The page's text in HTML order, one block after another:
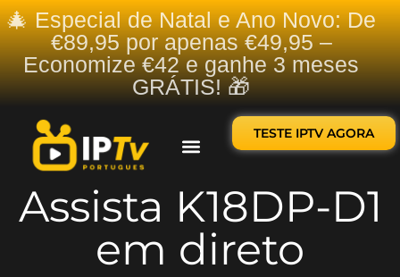
🎄 Especial de Natal e Ano Novo: De
€89,95 por apenas €49,95 –
Economize €42 e ganhe 3 meses
GRÁTIS! 🎁
TESTE IPTV AGORA
Assista K18DP-D1
em direto